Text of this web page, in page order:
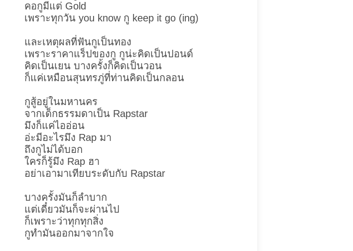
คอกูมีแต่ Gold
เพราะทุกวัน you know กู keep it go (ing)
และเหตุผลที่ฟันกูเป็นทอง
เพราะราคาแร็ปของกู กูน่ะคิดเป็นปอนด์
คิดเป็นเยน บางครั้งก็คิดเป็นวอน
ก็แค่เหมือนสุนทรภู่ที่ท่านคิดเป็นกลอน
กูสู้อยู่ในมหานคร
จากเด็กธรรมดาเป็น Rapstar
มึงก็แค่ไออ่อน
อ่ะมีอะไรมึง Rap มา
ถึงกูไม่ได้บอก
ใครก็รู้มึง Rap ฮา
อย่าเอามาเทียบระดับกับ Rapstar
บางครั้งมันก็ลำบาก
แต่เดี๋ยวมันก็จะผ่านไป
ก็เพราะว่าทุกทุกสิ่ง
กูทำมันออกมาจากใจ